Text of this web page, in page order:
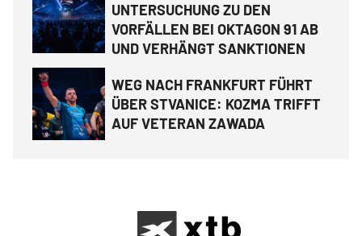
UNTERSUCHUNG ZU DEN
VORFÄLLEN BEI OKTAGON 91 AB
UND VERHÄNGT SANKTIONEN
WEG NACH FRANKFURT FÜHRT
ÜBER STVANICE: KOZMA TRIFFT
AUF VETERAN ZAWADA